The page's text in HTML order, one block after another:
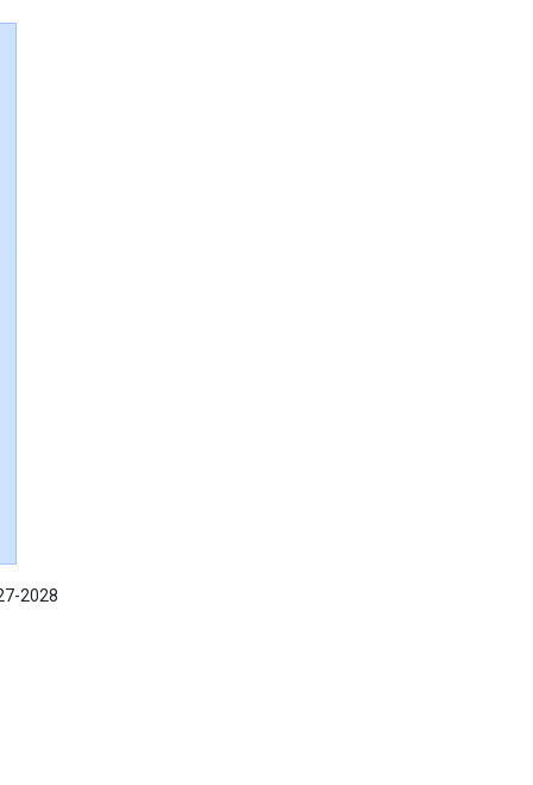
2028